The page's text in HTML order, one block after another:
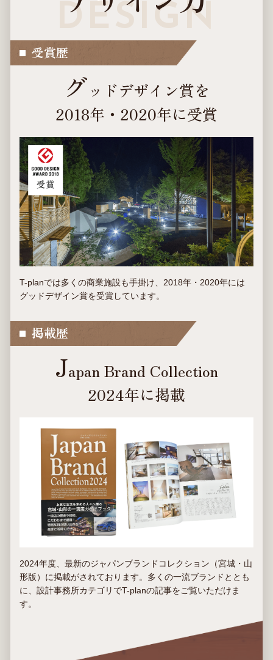
受賞歴
グッドデザイン賞を
2018年・2020年に受賞
T-planでは多くの商業施設も手掛け、2018年・2020年には
グッドデザイン賞を受賞しています。
掲載歴
Japan Brand Collection
2024年に掲載
2024年度、最新のジャパンブランドコレクション（宮城・山
形版）に掲載がされております。多くの一流ブランドととも
に、設計事務所カテゴリでT-planの記事をご覧いただけま
す。